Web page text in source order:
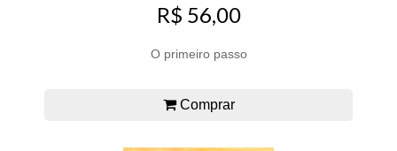
R$ 56,00
O primeiro passo
Comprar